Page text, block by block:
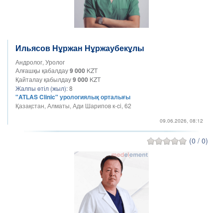
Ильясов Нұржан Нұржаубекұлы
Андролог, Уролог
Алғашқы қабалдау9 000 KZT
Қайталау қабылдау9 000 KZT
Жалпы өтіл (жыл):8
"ATLAS Clinic" урологиялық орталығы
Қазақстан, Алматы, Ади Шарипов к-ci, 62
09.06.2026, 08:12
(0 / 0)